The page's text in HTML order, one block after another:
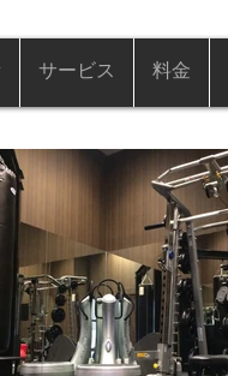
サービス 料金